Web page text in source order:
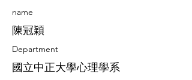
​name
陳冠穎
Department
國立中正大學心理學系